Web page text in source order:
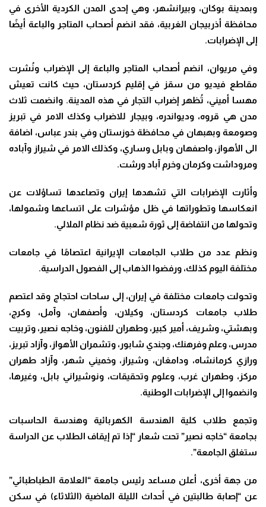
وبمدينة بوكان، وبيرانشهر، وهي إحدى المدن الكردية الأخرى في
محافظة أذربيجان الغربية، فقد انضم أصحاب المتاجر والباعة أيضًا
إلى الإضرابات.
وفي مريوان، انضم أصحاب المتاجر والباعة إلى الإضراب ونُشرت
مقاطع فيديو من سقز في إقليم كردستان، حيث كانت تعيش
مهسا أميني، تُظهر إضراب التجار في هذه المدينة. وانضمت ثلاث
مدن هي قروه، وديواندره، وبيجار للاضراب وكذك الامر في تبريز
وصومعة وبهبهان في محافظة خوزستان وفي بندر عباس، اضافة
الى الأهواز، واصفهان وبابل وساري، وكذلك الامر في شيراز وآباده
ومروداشت وكرمان وخرم آباد ورشت.
وأثارت الإضرابات التي تشهدها إيران وتصاعدها تساؤلات عن
انعكاسها وتطوراتها في ظل مؤشرات على اتساعها وشمولها،
وتحولها من انتفاضة إلى ثورة شعبية ضد نظام الملالي.
ونظم عدد من طلاب الجامعات الإيرانية اعتصامًا في جامعات
مختلفة اليوم كذلك، ورفضوا الذهاب إلى الفصول الدراسية.
وتحولت جامعات مختلفة في إيران، إلى ساحات احتجاج وقد اعتصم
طلاب جامعات كردستان، وكيلان، وأصفهان، وآمل، وكرج،
وبهشتي، وشريف، أمير كبير، وطهران للفنون، وخاجه نصير، وتربيت
مدرس، وعلم وفرهنك، وجندي شابور، وتشمران الأهواز، وآزاد تبريز،
ورازي كرمانشاه، ودامغان، وشيراز، وخميني شهر، وآزاد طهران
مركز، وطهران غرب، وعلوم وتحقيقات، ونوشيراني بابل، وغيرها،
وانضموا إلى الإضرابات الوطنية.
وتجمع طلاب كلية الهندسة الكهربائية وهندسة الحاسبات
بجامعة “خاجه نصير” تحت شعار “إذا تم إيقاف الطلاب عن الدراسة
ستغلق الجامعة”.
من جهة أخرى، أعلن مساعد رئيس جامعة “العلامة الطباطبائي”
عن “إصابة طالبتين في أحداث الليلة الماضية (الثلاثاء) في سكن